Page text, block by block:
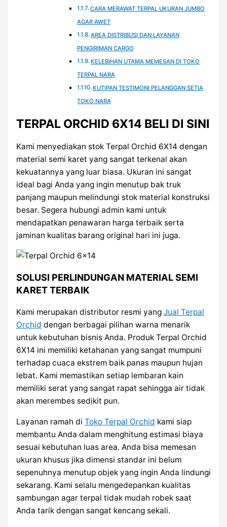
CARA MERAWAT TERPAL UKURAN JUMBO
AGAR AWET
AREA DISTRIBUSI DAN LAYANAN
PENGIRIMAN CARGO
KELEBIHAN UTAMA MEMESAN DI TOKO
TERPAL NARA
KUTIPAN TESTIMONI PELANGGAN SETIA
TOKO NARA
TERPAL ORCHID 6X14 BELI DI SINI
Kami menyediakan stok Terpal Orchid 6X14 dengan
material semi karet yang sangat terkenal akan
kekuatannya yang luar biasa. Ukuran ini sangat
ideal bagi Anda yang ingin menutup bak truk
panjang maupun melindungi stok material konstruksi
besar. Segera hubungi admin kami untuk
mendapatkan penawaran harga terbaik serta
jaminan kualitas barang original hari ini juga.
SOLUSI PERLINDUNGAN MATERIAL SEMI
KARET TERBAIK
Kami merupakan distributor resmi yang Jual Terpal
Orchid dengan berbagai pilihan warna menarik
untuk kebutuhan bisnis Anda. Produk Terpal Orchid
6X14 ini memiliki ketahanan yang sangat mumpuni
terhadap cuaca ekstrem baik panas maupun hujan
lebat. Kami memastikan setiap lembaran kain
memiliki serat yang sangat rapat sehingga air tidak
akan merembes sedikit pun.
Layanan ramah di Toko Terpal Orchid kami siap
membantu Anda dalam menghitung estimasi biaya
sesuai kebutuhan luas area. Anda bisa memesan
ukuran khusus jika dimensi standar ini belum
sepenuhnya menutup objek yang ingin Anda lindungi
sekarang. Kami selalu mengedepankan kualitas
sambungan agar terpal tidak mudah robek saat
Anda tarik dengan sangat kencang sekali.